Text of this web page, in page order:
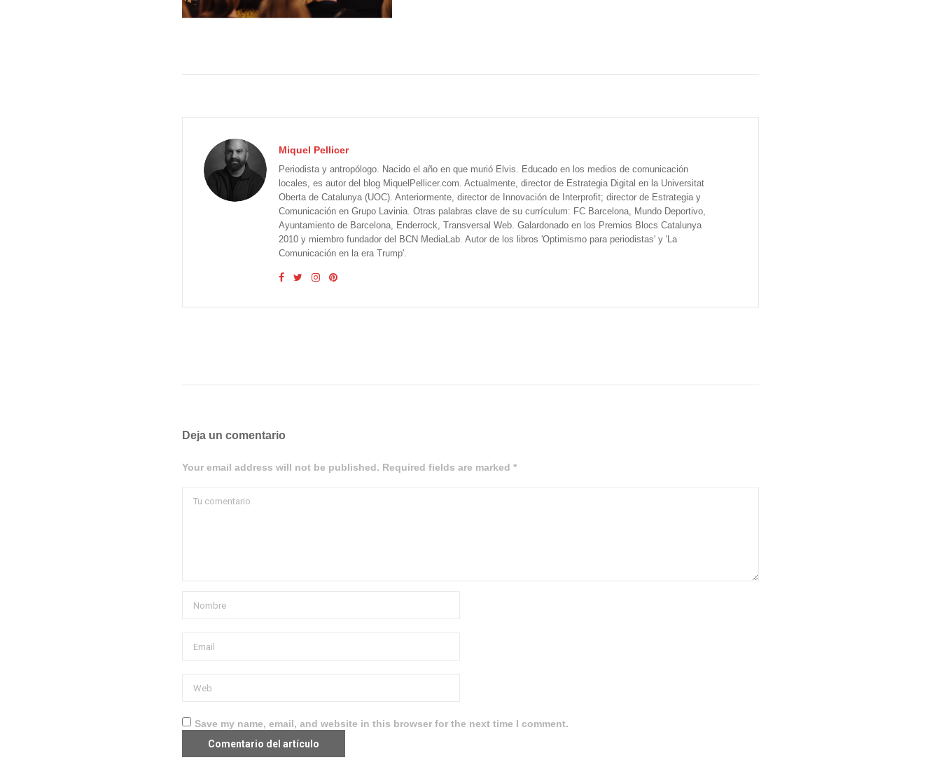
Miquel Pellicer
Periodista y antropólogo. Nacido el año en que murió Elvis. Educado en los medios de comunicación
locales, es autor del blog MiquelPellicer.com. Actualmente, director de Estrategia Digital en la Universitat
Oberta de Catalunya (UOC). Anteriormente, director de Innovación de Interprofit; director de Estrategia y
Comunicación en Grupo Lavinia. Otras palabras clave de su currículum: FC Barcelona, Mundo Deportivo,
Ayuntamiento de Barcelona, Enderrock, Transversal Web. Galardonado en los Premios Blocs Catalunya
2010 y miembro fundador del BCN MediaLab. Autor de los libros 'Optimismo para periodistas' y 'La
Comunicación en la era Trump'.
Deja un comentario
Your email address will not be published. Required fields are marked *
Save my name, email, and website in this browser for the next time I comment.